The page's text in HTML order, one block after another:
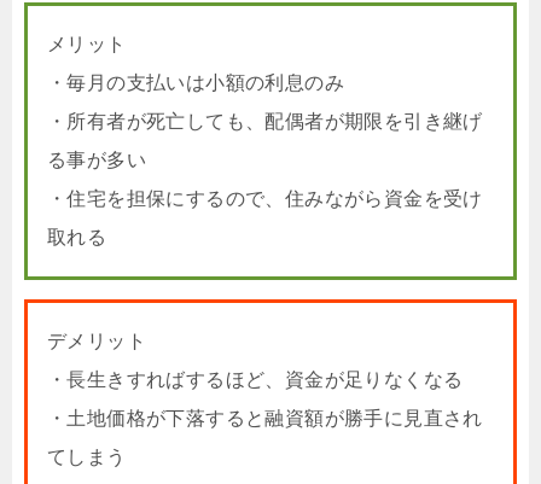
メリット
・毎月の支払いは小額の利息のみ
・所有者が死亡しても、配偶者が期限を引き継げ
る事が多い
・住宅を担保にするので、住みながら資金を受け
取れる
デメリット
・長生きすればするほど、資金が足りなくなる
・土地価格が下落すると融資額が勝手に見直され
てしまう